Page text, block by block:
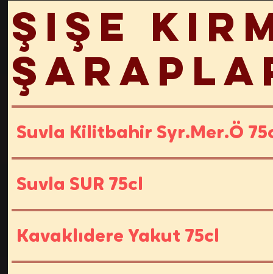
Şişe
Suvla Kilitbahir Syr.Mer.Ö
Suvla SUR 75cl
Kavaklıdere Yakut 75cl